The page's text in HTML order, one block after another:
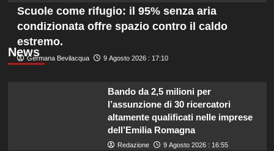
News
Scuole come rifugio: il 95% senza aria
condizionata offre spazio contro il caldo
estremo.
Germana Bevilacqua 9 Agosto 2026 : 17:10
Bando da 2,5 milioni per
l’assunzione di 30 ricercatori
altamente qualificati nelle imprese
dell’Emilia Romagna
Redazione 9 Agosto 2026 : 16:55